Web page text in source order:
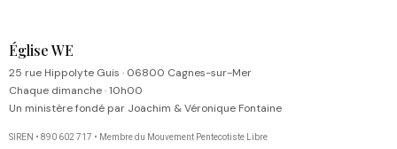
Église WE
25 rue Hippolyte Guis · 06800 Cagnes-sur-Mer
Chaque dimanche · 10h00
Un ministère fondé par Joachim & Véronique Fontaine
SIREN • 890 602 717 • Membre du Mouvement Pentecotiste Libre